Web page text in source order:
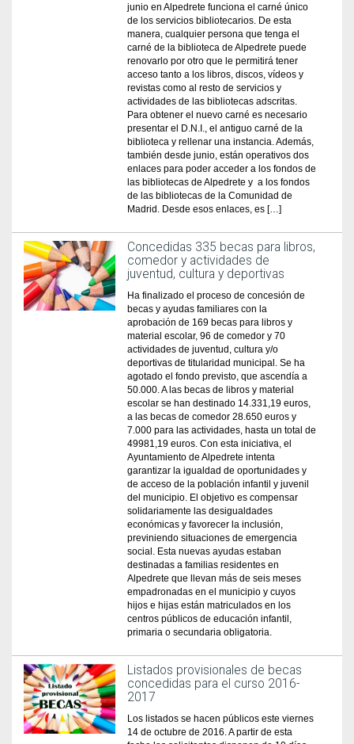
junio en Alpedrete funciona el carné único
de los servicios bibliotecarios. De esta
manera, cualquier persona que tenga el
carné de la biblioteca de Alpedrete puede
renovarlo por otro que le permitirá tener
acceso tanto a los libros, discos, vídeos y
revistas como al resto de servicios y
actividades de las bibliotecas adscritas.
Para obtener el nuevo carné es necesario
presentar el D.N.I., el antiguo carné de la
biblioteca y rellenar una instancia. Además,
también desde junio, están operativos dos
enlaces para poder acceder a los fondos de
las bibliotecas de Alpedrete y a los fondos
de las bibliotecas de la Comunidad de
Madrid. Desde esos enlaces, es […]
Concedidas 335 becas para libros,
comedor y actividades de
juventud, cultura y deportivas
Ha finalizado el proceso de concesión de
becas y ayudas familiares con la
aprobación de 169 becas para libros y
material escolar, 96 de comedor y 70
actividades de juventud, cultura y/o
deportivas de titularidad municipal. Se ha
agotado el fondo previsto, que ascendía a
50.000. A las becas de libros y material
escolar se han destinado 14.331,19 euros,
a las becas de comedor 28.650 euros y
7.000 para las actividades, hasta un total de
49981,19 euros. Con esta iniciativa, el
Ayuntamiento de Alpedrete intenta
garantizar la igualdad de oportunidades y
de acceso de la población infantil y juvenil
del municipio. El objetivo es compensar
solidariamente las desigualdades
económicas y favorecer la inclusión,
previniendo situaciones de emergencia
social. Esta nuevas ayudas estaban
destinadas a familias residentes en
Alpedrete que llevan más de seis meses
empadronadas en el municipio y cuyos
hijos e hijas están matriculados en los
centros públicos de educación infantil,
primaria o secundaria obligatoria.
Listados provisionales de becas
concedidas para el curso 2016-
2017
Los listados se hacen públicos este viernes
14 de octubre de 2016. A partir de esta